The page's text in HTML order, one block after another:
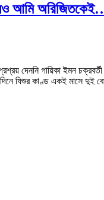
আমি
দেননি গায়িকা ইমন
যিশুর কাণ্ড একই মাসে